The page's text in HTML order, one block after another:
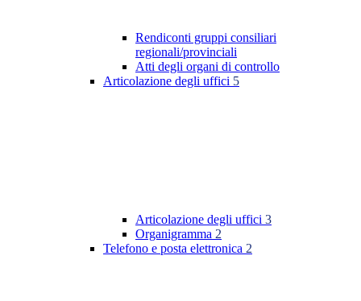
Rendiconti gruppi consiliari
regionali/provinciali
Atti degli organi di controllo
Articolazione degli uffici 5
Articolazione degli uffici 3
Organigramma 2
Telefono e posta elettronica 2